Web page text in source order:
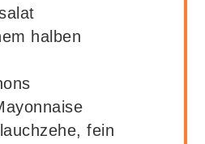
halben
fein